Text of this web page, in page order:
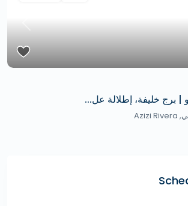
| برج خليفة، إطلالة عل...
,
Azizi Rivera